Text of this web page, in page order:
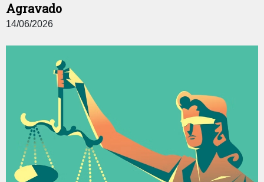
Agravado
14/06/2026